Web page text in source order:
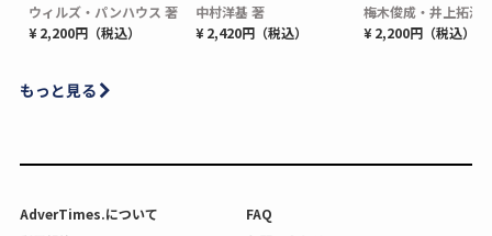
ウィルズ・パンハウス 著
¥ 2,200円（税込）
中村洋基 著
¥ 2,420円（税込）
梅木俊成・井上拓海
¥ 2,200円（税込）
もっと見る
AdverTimes.について
FAQ